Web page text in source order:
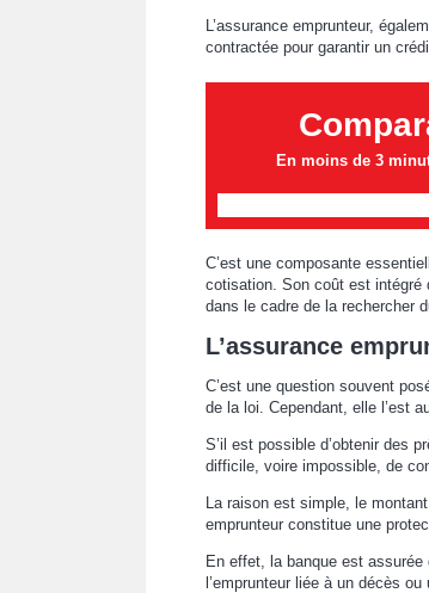
L’assurance emprunteur,
contractée pour garantir un
En moins de 3
C’est une composante
cotisation. Son coût est intégré
dans le cadre de la rechercher
L’assurance
C’est une question souvent
de la loi. Cependant, elle l’est
S’il est possible d’obtenir des
difficile, voire impossible, de
La raison est simple, le
emprunteur constitue une
En effet, la banque est
l’emprunteur liée à un décès